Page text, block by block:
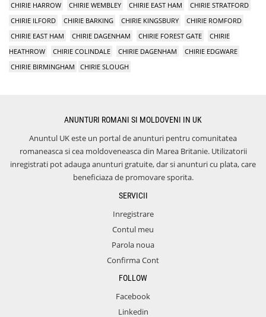
CHIRIE HARROW CHIRIE WEMBLEY CHIRIE EAST HAM
CHIRIE STRATFORD
CHIRIE ILFORD
CHIRIE BARKING CHIRIE KINGSBURY
CHIRIE ROMFORD
CHIRIE EAST HAM
CHIRIE DAGENHAM CHIRIE FOREST GATE
CHIRIE
HEATHROW
CHIRIE COLINDALE CHIRIE DAGENHAM
CHIRIE EDGWARE
CHIRIE BIRMINGHAM
CHIRIE SLOUGH
ANUNTURI ROMANI SI MOLDOVENI IN UK
Anuntul UK este un portal de anunturi pentru comunitatea
romaneasca si cea moldoveneasca din Marea Britanie. Utilizatorii
inregistrati pot adauga anunturi gratuite, dar si anunturi cu plata, care
beneficiaza de promovare sporita.
SERVICII
Inregistrare
Contul meu
Parola noua
Confirma Cont
FOLLOW
Facebook
Linkedin